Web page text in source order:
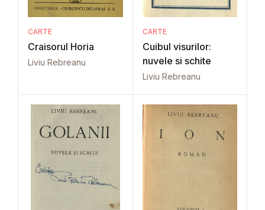
CARTE
Craisorul Horia
Liviu Rebreanu
CARTE
Cuibul visurilor:
nuvele si schite
Liviu Rebreanu